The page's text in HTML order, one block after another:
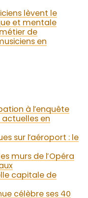
lèvent le
et mentale
de
en
à l’enquête
actuelles en
sur l’aéroport : le
murs de l’Opéra
capitale de
célèbre ses 40